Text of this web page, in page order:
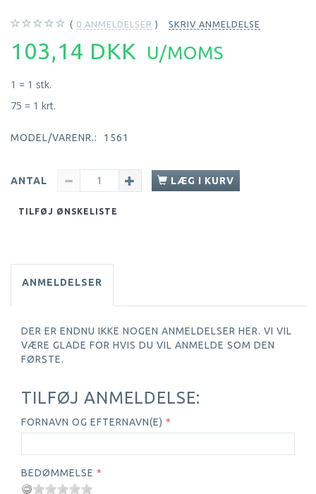
0 ANMELDELSER SKRIV ANMELDELSE
103,14 DKK U/MOMS
1 = 1 stk.
75 = 1 krt.
MODEL/VARENR.: 1561
ANTAL LÆG I KURV
TILFØJ ØNSKELISTE
ANMELDELSER
DER ER ENDNU IKKE NOGEN ANMELDELSER HER. VI VIL
VÆRE GLADE FOR HVIS DU VIL ANMELDE SOM DEN
FØRSTE.
TILFØJ ANMELDELSE:
FORNAVN OG EFTERNAVN(E)
BEDØMMELSE